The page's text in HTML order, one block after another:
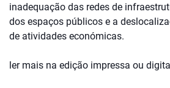
inadequação das redes de
dos espaços públicos e a
de atividades económicas.
ler mais na edição impressa ou